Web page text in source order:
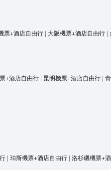
票+酒店自由行 | 大阪機票+酒店自由行 |
+酒店自由行 | 昆明機票+酒店自由行 |
| 珀斯機票+酒店自由行 | 洛杉磯機票+